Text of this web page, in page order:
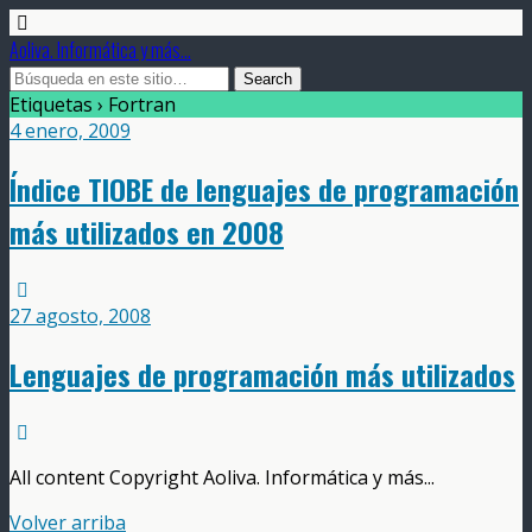
Aoliva. Informática y más...
Etiquetas › Fortran
4 enero, 2009
Índice TIOBE de lenguajes de programación
más utilizados en 2008
27 agosto, 2008
Lenguajes de programación más utilizados
All content Copyright Aoliva. Informática y más...
Volver arriba